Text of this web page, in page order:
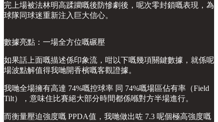
完上場被法林明高蹂躪嘅後防慘劇後，呢次零封鎖嘅表現，為
球隊同球迷重新注入巨大信心。
數據亮點：一場全方位嘅碾壓
如果話上面嘅描述係印象流，咁以下嘅幾項關鍵數據，就係呢
場波點解值得我哋開香檳嘅客觀證據。
我哋全場擁有高達 74%嘅控球率 同 74%嘅場區佔有率（Field
Tilt），意味住比賽絕大部分時間都係喺對方半場進行。
而衡量壓迫強度嘅 PPDA值，我哋做出咗 7.3 呢個極高強度嘅